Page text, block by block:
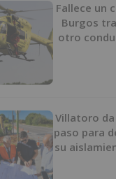
Fallece un
Burgos
otro
Villatoro
paso para
su